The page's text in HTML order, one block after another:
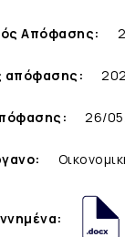
Απόφασης:
απόφασης:
26/